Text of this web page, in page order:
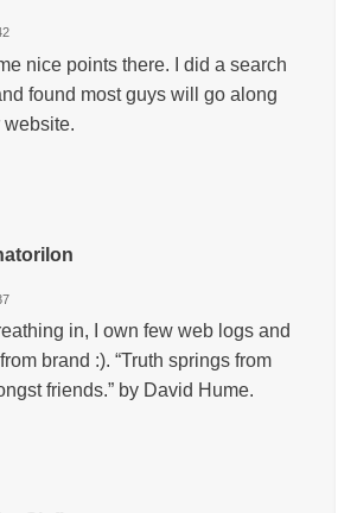
nice points there. I did a search
found most guys will go along
in, I own few web logs and
brand :). “Truth springs from
friends.” by David Hume.